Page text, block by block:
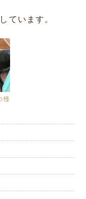
ています。
怪